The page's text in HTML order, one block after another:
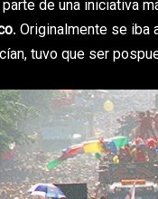
de una iniciativa
. Originalmente se iba
tuvo que ser